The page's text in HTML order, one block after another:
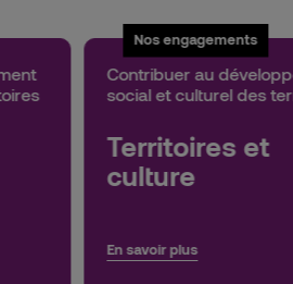
Territoires et
culture
Nos engagements
Contribuer au
social et culturel des
En savoir plus